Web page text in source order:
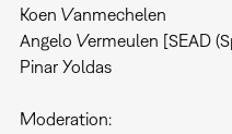
Koen Vanmechelen
Angelo Vermeulen [SEAD
Pinar Yoldas
​Moderation: